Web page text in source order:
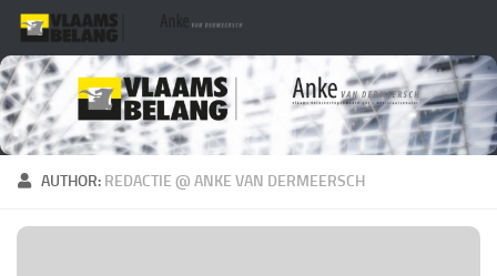
Skip to content
AUTHOR: REDACTIE @ ANKE VAN DERMEERSCH